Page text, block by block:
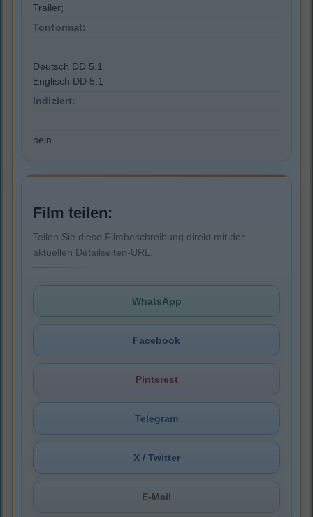
Trailer;
Tonformat:
Deutsch DD 5.1
Englisch DD 5.1
Indiziert:
nein
Film teilen:
Teilen Sie diese Filmbeschreibung direkt mit der
aktuellen Detailseiten-URL.
WhatsApp
Facebook
Pinterest
Telegram
X / Twitter
E-Mail